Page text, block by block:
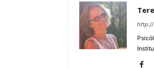
http://